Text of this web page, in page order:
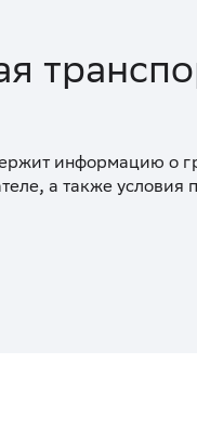
информацию о
а также условия